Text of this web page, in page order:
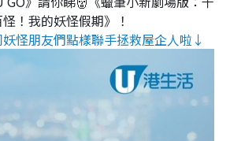
！我的妖怪假期》！
怪朋友們點樣聯手拯救屋企人啦↓